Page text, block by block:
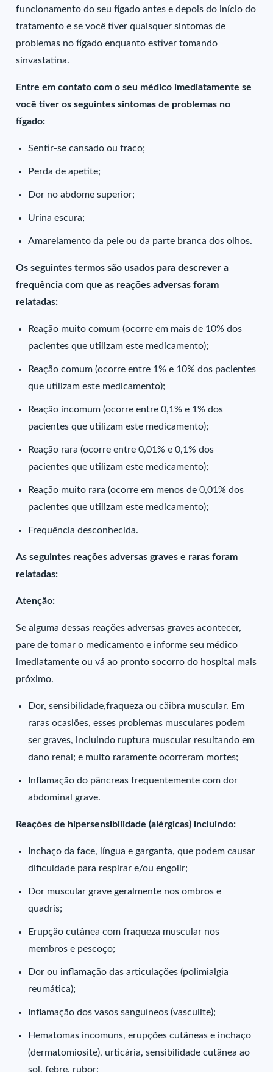
funcionamento do seu fígado antes e depois do início do
tratamento e se você tiver quaisquer sintomas de
problemas no fígado enquanto estiver tomando
sinvastatina.
Entre em contato com o seu médico imediatamente se
você tiver os seguintes sintomas de problemas no
fígado:
Sentir-se cansado ou fraco;
Perda de apetite;
Dor no abdome superior;
Urina escura;
Amarelamento da pele ou da parte branca dos olhos.
Os seguintes termos são usados para descrever a
frequência com que as reações adversas foram
relatadas:
Reação muito comum (ocorre em mais de 10% dos
pacientes que utilizam este medicamento);
Reação comum (ocorre entre 1% e 10% dos pacientes
que utilizam este medicamento);
Reação incomum (ocorre entre 0,1% e 1% dos
pacientes que utilizam este medicamento);
Reação rara (ocorre entre 0,01% e 0,1% dos
pacientes que utilizam este medicamento);
Reação muito rara (ocorre em menos de 0,01% dos
pacientes que utilizam este medicamento);
Frequência desconhecida.
As seguintes reações adversas graves e raras foram
relatadas:
Atenção:
Se alguma dessas reações adversas graves acontecer,
pare de tomar o medicamento e informe seu médico
imediatamente ou vá ao pronto socorro do hospital mais
próximo.
Dor, sensibilidade,fraqueza ou cãibra muscular. Em
raras ocasiões, esses problemas musculares podem
ser graves, incluindo ruptura muscular resultando em
dano renal; e muito raramente ocorreram mortes;
Inflamação do pâncreas frequentemente com dor
abdominal grave.
Reações de hipersensibilidade (alérgicas) incluindo:
Inchaço da face, língua e garganta, que podem causar
dificuldade para respirar e/ou engolir;
Dor muscular grave geralmente nos ombros e
quadris;
Erupção cutânea com fraqueza muscular nos
membros e pescoço;
Dor ou inflamação das articulações (polimialgia
reumática);
Inflamação dos vasos sanguíneos (vasculite);
Hematomas incomuns, erupções cutâneas e inchaço
(dermatomiosite), urticária, sensibilidade cutânea ao
sol, febre, rubor;